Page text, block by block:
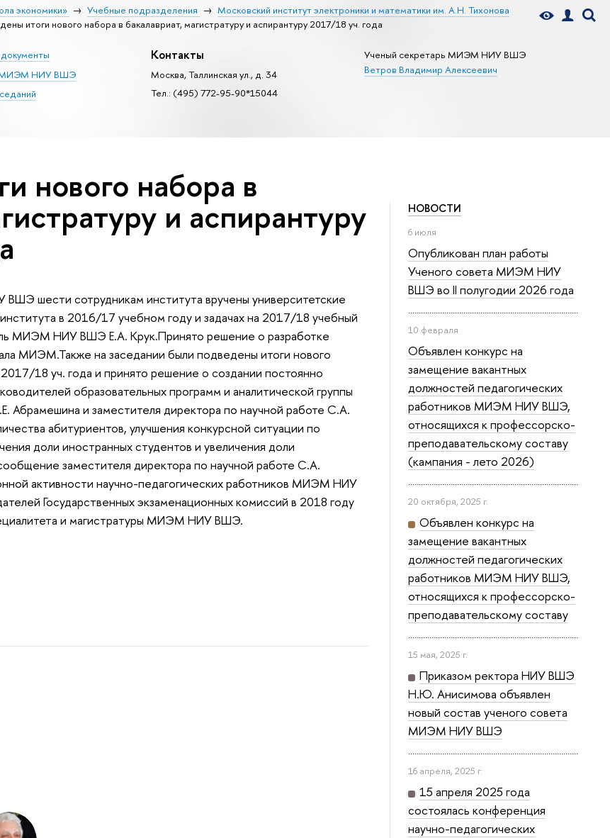
экономики» Учебные подразделения
Московский институт электроники и математики им. А.Н. Тихонова
итоги нового набора в бакалавриат, магистратуру и аспирантуру 2017/18 уч. года
МИЭМ НИУ ВШЭ
Контакты
Москва, Таллинская ул., д. 34
Тел.: (495) 772-95-90*15044
Ученый секретарь МИЭМ НИУ ВШЭ
Ветров Владимир Алексеевич
НОВОСТИ
6 июля
Опубликован план работы
Ученого совета МИЭМ НИУ
ВШЭ во II полугодии 2026 года
10 февраля
Объявлен конкурс на
замещение вакантных
должностей педагогических
работников МИЭМ НИУ ВШЭ,
относящихся к профессорско-
преподавательскому составу
(кампания - лето 2026)
20 октября, 2025 г.
Объявлен конкурс на
замещение вакантных
должностей педагогических
работников МИЭМ НИУ ВШЭ,
относящихся к профессорско-
преподавательскому составу
15 мая, 2025 г.
Приказом ректора НИУ ВШЭ
Н.Ю. Анисимова объявлен
новый состав ученого совета
МИЭМ НИУ ВШЭ
16 апреля, 2025 г.
15 апреля 2025 года
состоялась конференция
научно-педагогических
нового набора в
и аспирантуру
шести сотрудникам института вручены университетские
в 2016/17 учебном году и задачах на 2017/18 учебный
МИЭМ НИУ ВШЭ Е.А. Крук.Принято решение о разработке
МИЭМ.Также на заседании были подведены итоги нового
18 уч. года и принято решение о создании постоянно
образовательных программ и аналитической группы
Абрамешина и заместителя директора по научной работе С.А.
абитуриентов, улучшения конкурсной ситуации по
доли иностранных студентов и увеличения доли
заместителя директора по научной работе С.А.
активности научно-педагогических работников МИЭМ НИУ
Государственных экзаменационных комиссий в 2018 году
и магистратуры МИЭМ НИУ ВШЭ.